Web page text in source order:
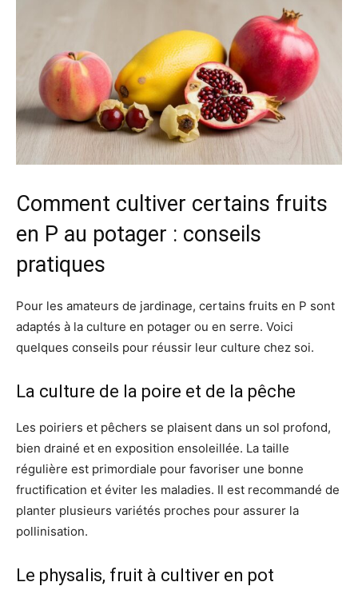
Comment cultiver certains fruits
en P au potager : conseils
pratiques
Pour les amateurs de jardinage, certains fruits en P sont
adaptés à la culture en potager ou en serre. Voici
quelques conseils pour réussir leur culture chez soi.
La culture de la poire et de la pêche
Les poiriers et pêchers se plaisent dans un sol profond,
bien drainé et en exposition ensoleillée. La taille
régulière est primordiale pour favoriser une bonne
fructification et éviter les maladies. Il est recommandé de
planter plusieurs variétés proches pour assurer la
pollinisation.
Le physalis, fruit à cultiver en pot